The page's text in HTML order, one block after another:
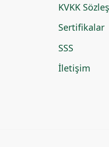
KVKK
Sertifikalar
SSS
İletişim